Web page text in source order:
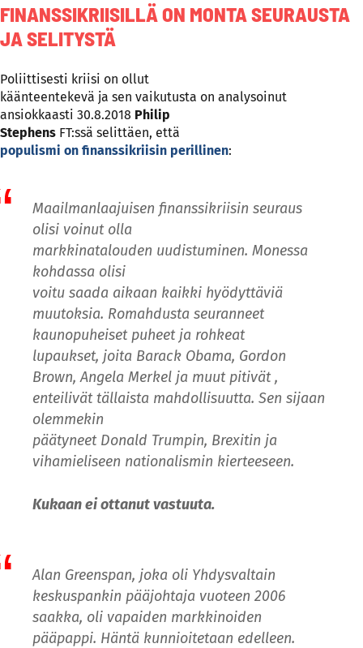
FINANSSIKRIISILLÄ ON MONTA SEURAUSTA
JA SELITYSTÄ
Poliittisesti kriisi on ollut
käänteentekevä ja sen vaikutusta on analysoinut
ansiokkaasti 30.8.2018 Philip
Stephens FT:ssä selittäen, että
populismi on finanssikriisin perillinen:
Maailmanlaajuisen finanssikriisin seuraus
olisi voinut olla
markkinatalouden uudistuminen. Monessa
kohdassa olisi
voitu saada aikaan kaikki hyödyttäviä
muutoksia. Romahdusta seuranneet
kaunopuheiset puheet ja rohkeat
lupaukset, joita Barack Obama, Gordon
Brown, Angela Merkel ja muut pitivät ,
enteilivät tällaista mahdollisuutta. Sen sijaan
olemmekin
päätyneet Donald Trumpin, Brexitin ja
vihamieliseen nationalismin kierteeseen.
Kukaan ei ottanut vastuuta.
Alan Greenspan, joka oli Yhdysvaltain
keskuspankin pääjohtaja vuoteen 2006
saakka, oli vapaiden markkinoiden
pääpappi. Häntä kunnioitetaan edelleen.